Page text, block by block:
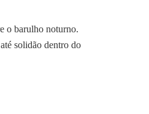
o barulho noturno.
solidão dentro do